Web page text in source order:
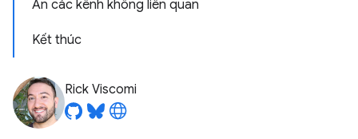
Ẩn các kênh không liên quan
Kết thúc
Rick Viscomi